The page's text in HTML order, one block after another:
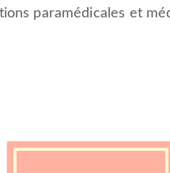
paramédicales et